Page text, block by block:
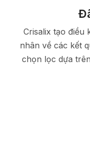
Crisalix tạo điều
nhân về các kết
chọn lọc dựa